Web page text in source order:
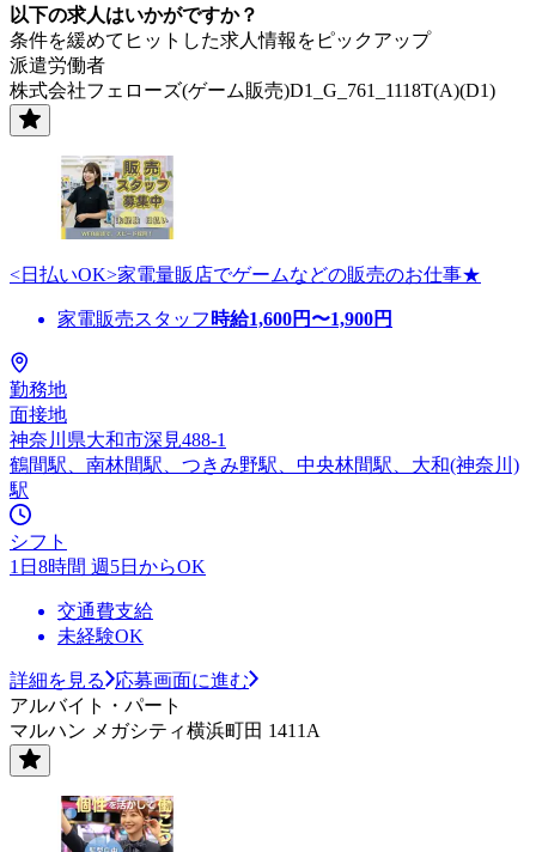
以下の求人はいかがですか？
条件を緩めてヒットした求人情報をピックアップ
派遣労働者
株式会社フェローズ(ゲーム販売)D1_G_761_1118T(A)(D1)
<日払いOK>家電量販店でゲームなどの販売のお仕事★
家電販売スタッフ 時給1,600円〜1,900円
勤務地
面接地
神奈川県大和市深見488-1
鶴間駅、南林間駅、つきみ野駅、中央林間駅、大和(神奈川)
駅
シフト
1日8時間 週5日からOK
交通費支給
未経験OK
詳細を見る
応募画面に進む
アルバイト・パート
マルハン メガシティ横浜町田 1411A